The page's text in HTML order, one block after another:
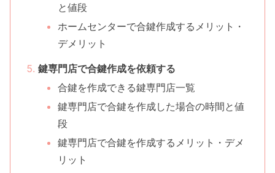
と値段
ホームセンターで合鍵作成するメリット・
デメリット
鍵専門店で合鍵作成を依頼する
合鍵を作成できる鍵専門店一覧
鍵専門店で合鍵を作成した場合の時間と値
段
鍵専門店で合鍵を作成するメリット・デメ
リット